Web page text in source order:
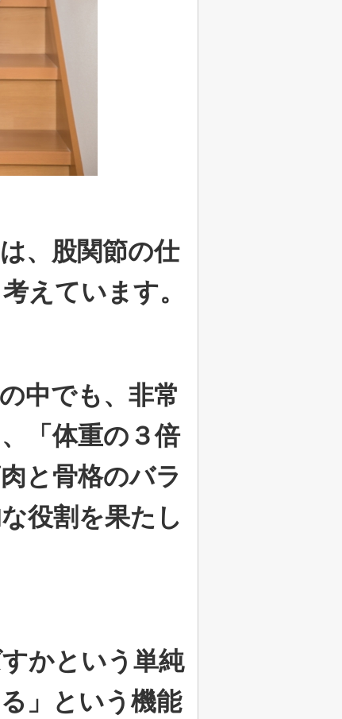
、股関節の仕
えています。
中でも、非常
「体重の３倍
と骨格のバラ
役割を果たし
かという単純
」という機能